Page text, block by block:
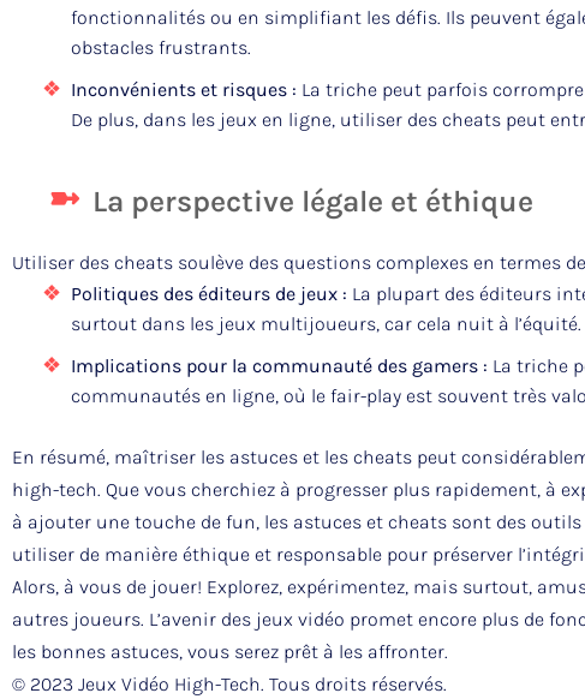
fonctionnalités ou en simplifiant les défis. Ils peuvent
obstacles frustrants.
Inconvénients et risques : La triche peut parfois
De plus, dans les jeux en ligne, utiliser des cheats peut
La perspective légale et éthique
Utiliser des cheats soulève des questions complexes en termes
Politiques des éditeurs de jeux : La plupart des éditeurs
surtout dans les jeux multijoueurs, car cela nuit à l’équité.
Implications pour la communauté des gamers : La triche
communautés en ligne, où le fair-play est souvent très
En résumé, maîtriser les astuces et les cheats peut
high-tech. Que vous cherchiez à progresser plus rapidement, à
à ajouter une touche de fun, les astuces et cheats sont des
utiliser de manière éthique et responsable pour préserver
Alors, à vous de jouer! Explorez, expérimentez, mais surtout,
autres joueurs. L’avenir des jeux vidéo promet encore plus de
les bonnes astuces, vous serez prêt à les affronter.
© 2023 Jeux Vidéo High-Tech. Tous droits réservés.